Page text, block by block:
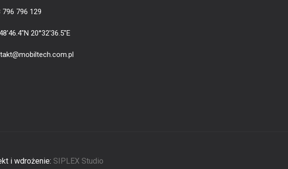
796 796 129
20°32'36.5"E
i wdrożenie: SIPLEX Studio